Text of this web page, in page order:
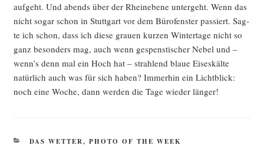
auf­geht. Und abends über der Rhein­ebe­ne unter­geht. Wenn das
nicht sogar schon in Stutt­gart vor dem Büro­fens­ter pas­siert. Sag­
te ich schon, dass ich die­se grau­en kur­zen Win­ter­ta­ge nicht so
ganz beson­ders mag, auch wenn gespens­ti­scher Nebel und –
wenn’s denn mal ein Hoch hat – strah­lend blaue Eises­käl­te
natür­lich auch was für sich haben? Immer­hin ein Licht­blick:
noch eine Woche, dann wer­den die Tage wie­der länger!
KATEGORIEN
DAS WETTER, PHOTO OF THE WEEK